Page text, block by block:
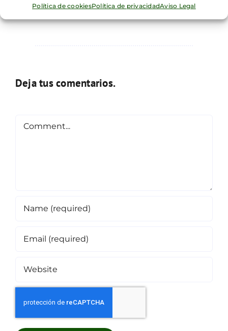
Política de cookiesPolítica de privacidadAviso Legal
Deja tus comentarios.